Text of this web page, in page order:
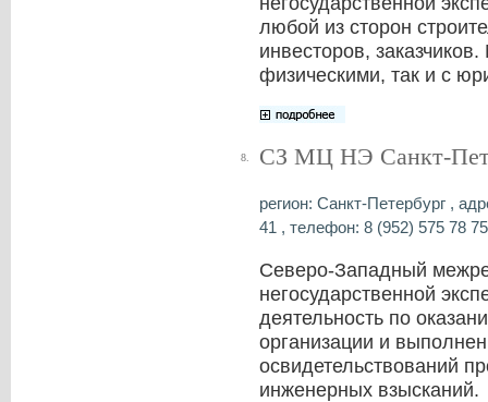
любой из сторон
инвесторов,
физическими, так и с
8. СЗ МЦ НЭ Санкт-
регион: Санкт-Петербург ,
41 , телефон: 8 (952) 575 78
Северо-Западный
негосударственной
деятельность по
организации и
освидетельствований
инженерных взысканий.